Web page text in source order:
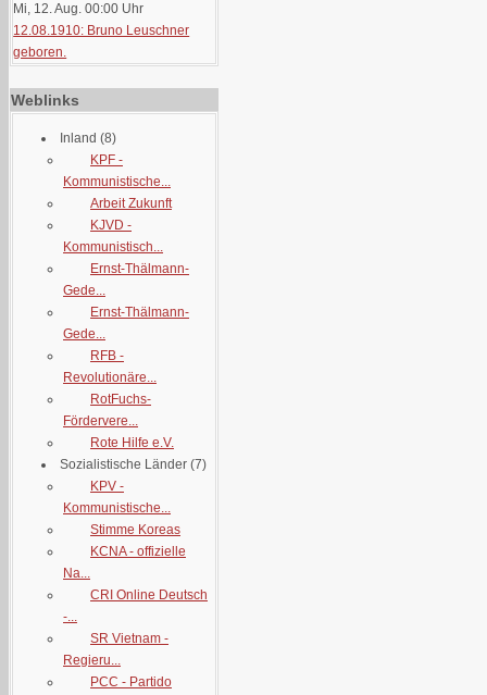
Mi, 12. Aug. 00:00 Uhr
12.08.1910: Bruno Leuschner
geboren.
Weblinks
Inland (8)
KPF -
Kommunistische...
Arbeit Zukunft
KJVD -
Kommunistisch...
Ernst-Thälmann-
Gede...
Ernst-Thälmann-
Gede...
RFB -
Revolutionäre...
RotFuchs-
Fördervere...
Rote Hilfe e.V.
Sozialistische Länder (7)
KPV -
Kommunistische...
Stimme Koreas
KCNA - offizielle
Na...
CRI Online Deutsch
-...
SR Vietnam -
Regieru...
PCC - Partido